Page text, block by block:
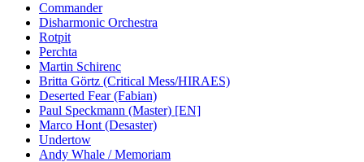
Commander
Disharmonic Orchestra
Rotpit
Perchta
Martin Schirenc
Britta Görtz (Critical Mess/HIRAES)
Deserted Fear (Fabian)
Paul Speckmann (Master) [EN]
Marco Hont (Desaster)
Undertow
Andy Whale / Memoriam